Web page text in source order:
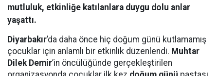
mutluluk, etkinliğe katılanlara duygu dolu anlar
yaşattı.
Diyarbakır’da daha önce hiç doğum günü kutlamamış
çocuklar için anlamlı bir etkinlik düzenlendi. Muhtar
Dilek Demir’in öncülüğünde gerçekleştirilen